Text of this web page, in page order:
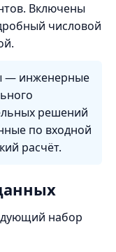
Включены
числовой
— инженерные
решений
по входной
расчёт.
набор